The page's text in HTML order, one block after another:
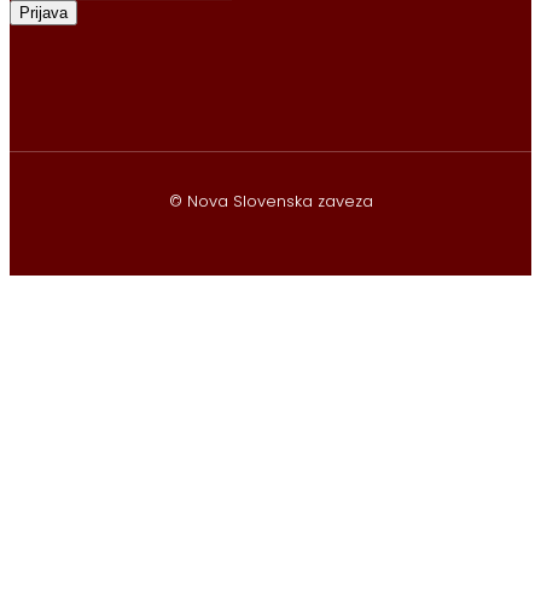
Prijava
© Nova Slovenska zaveza